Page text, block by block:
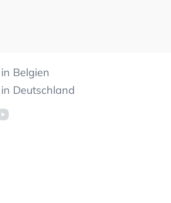
Belgien
Deutschland